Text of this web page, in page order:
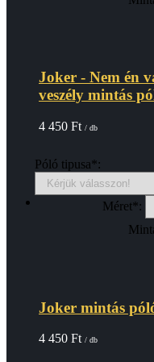
Joker - Nem én
veszély mintás
4 450 Ft / db
Póló tipusa*:
Méret*:
Joker mintás
4 450 Ft / db